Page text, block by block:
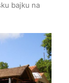
bajku na